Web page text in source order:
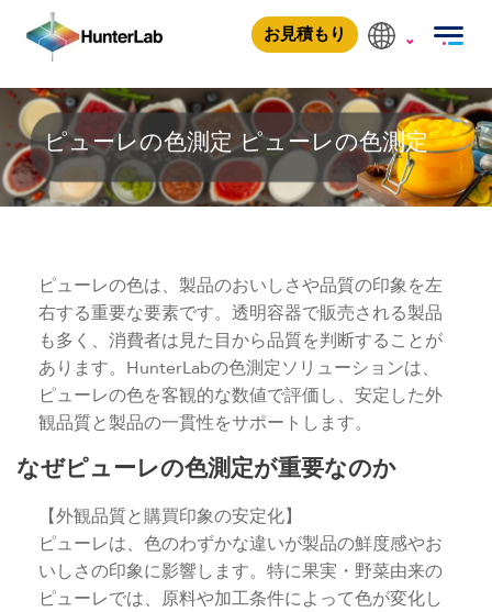
お見積もり
ピューレの色測定
ピューレの色測定 ピューレの色測定
ピューレの色は、製品のおいしさや品質の印象を左
右する重要な要素です。透明容器で販売される製品
も多く、消費者は見た目から品質を判断することが
あります。HunterLabの色測定ソリューションは、
ピューレの色を客観的な数値で評価し、安定した外
観品質と製品の一貫性をサポートします。
なぜピューレの色測定が重要なのか
【外観品質と購買印象の安定化】
ピューレは、色のわずかな違いが製品の鮮度感やお
いしさの印象に影響します。特に果実・野菜由来の
ピューレでは、原料や加工条件によって色が変化し